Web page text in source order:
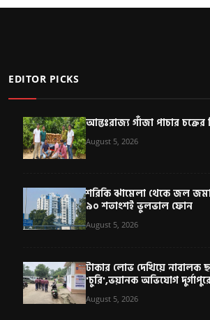
EDITOR PICKS
আন্তঃরাজ্য গাঁজা পাচার
August 5, 2026
শরিকি ঝামেলা থেকে জল জমা,
৯০ শতাংশই ভুলভাল ফোন
August 5, 2026
টাকার লোভ দেখিয়ে নাবালক
'চুরি',ভয়ানক অভিযোগ
August 5, 2026